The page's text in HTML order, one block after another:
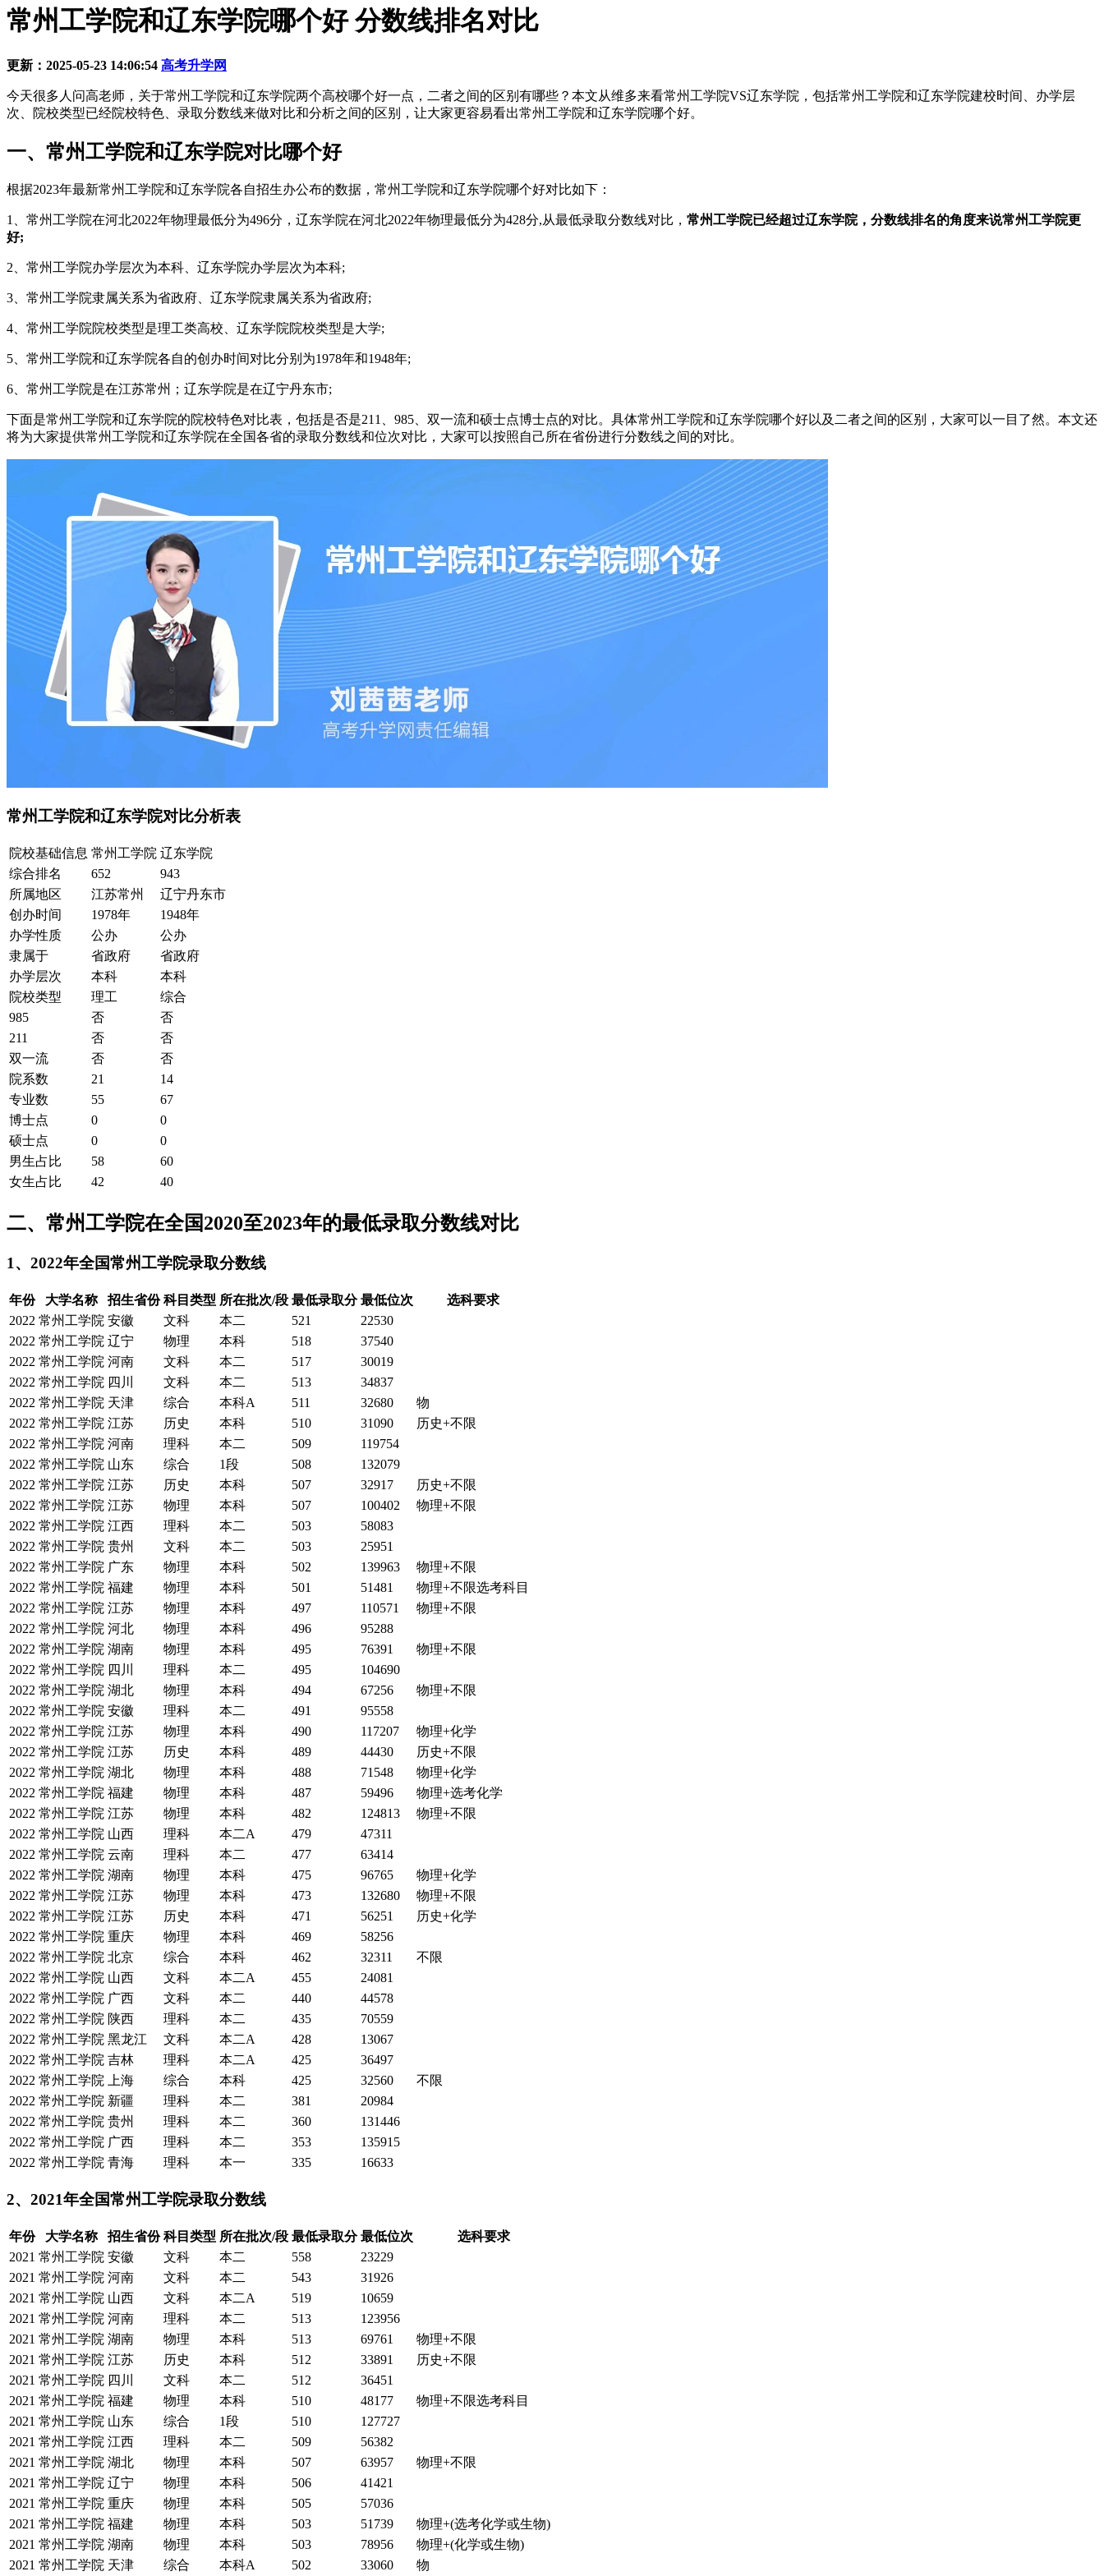
常州工学院和辽东学院哪个好 分数线排名对比
更新：2025-05-23 14:06:54 高考升学网
今天很多人问高老师，关于常州工学院和辽东学院两个高校哪个好一点，二者之间的区别有哪些？本文从维多来看常州工学院VS辽东学院，包括常州工学院和辽东学院建校时间、办学层
次、院校类型已经院校特色、录取分数线来做对比和分析之间的区别，让大家更容易看出常州工学院和辽东学院哪个好。
一、常州工学院和辽东学院对比哪个好
根据2023年最新常州工学院和辽东学院各自招生办公布的数据，常州工学院和辽东学院哪个好对比如下：
1、常州工学院在河北2022年物理最低分为496分，辽东学院在河北2022年物理最低分为428分,从最低录取分数线对比， 常州工学院已经超过辽东学院，分数线排名的角度来说常州工学院更
好;
2、常州工学院办学层次为本科、辽东学院办学层次为本科;
3、常州工学院隶属关系为省政府、辽东学院隶属关系为省政府;
4、常州工学院院校类型是理工类高校、辽东学院院校类型是大学;
5、常州工学院和辽东学院各自的创办时间对比分别为1978年和1948年;
6、常州工学院是在江苏常州；辽东学院是在辽宁丹东市;
下面是常州工学院和辽东学院的院校特色对比表，包括是否是211、985、双一流和硕士点博士点的对比。具体常州工学院和辽东学院哪个好以及二者之间的区别，大家可以一目了然。本文还
将为大家提供常州工学院和辽东学院在全国各省的录取分数线和位次对比，大家可以按照自己所在省份进行分数线之间的对比。
常州工学院和辽东学院对比分析表
院校基础信息 常州工学院 辽东学院
综合排名
652
943
所属地区
江苏常州
辽宁丹东市
创办时间
1978年
1948年
办学性质
公办
公办
隶属于
省政府
省政府
办学层次
本科
本科
院校类型
理工
综合
985
否
否
211
否
否
双一流
否
否
院系数
21
14
专业数
55
67
博士点
0
0
硕士点
0
0
男生占比
58
60
女生占比
42 40
二、常州工学院在全国2020至2023年的最低录取分数线对比
1、2022年全国常州工学院录取分数线
年份 大学名称 招生省份 科目类型 所在批次/段 最低录取分 最低位次
选科要求
2022 常州工学院 安徽 文科 本二 521
22530
2022 常州工学院 辽宁 物理 本科 518
37540
2022 常州工学院 河南 文科 本二 517
30019
2022 常州工学院 四川 文科 本二 513
34837
2022 常州工学院 天津 综合 本科A 511 32680
物
2022 常州工学院 江苏 历史 本科 510 31090
历史+不限
2022 常州工学院 河南 理科 本二 509
119754
2022 常州工学院 山东 综合 1段 508
132079
2022 常州工学院 江苏 历史 本科 507 32917
历史+不限
2022 常州工学院 江苏 物理 本科 507 100402
物理+不限
2022 常州工学院 江西 理科 本二 503
58083
2022 常州工学院 贵州 文科 本二 503
25951
2022 常州工学院 广东 物理 本科 502 139963
物理+不限
2022 常州工学院 福建 物理 本科 501 51481
物理+不限选考科目
2022 常州工学院 江苏 物理 本科 497 110571
物理+不限
2022 常州工学院 河北 物理 本科 496
95288
2022 常州工学院 湖南 物理 本科 495 76391
物理+不限
2022 常州工学院 四川 理科 本二 495
104690
2022 常州工学院 湖北 物理 本科 494 67256
物理+不限
2022 常州工学院 安徽 理科 本二 491
95558
2022 常州工学院 江苏 物理 本科 490 117207
物理+化学
2022 常州工学院 江苏 历史 本科 489 44430
历史+不限
2022 常州工学院 湖北 物理 本科 488 71548
物理+化学
2022 常州工学院 福建 物理 本科 487 59496
物理+选考化学
2022 常州工学院 江苏 物理 本科 482 124813
物理+不限
2022 常州工学院 山西 理科 本二A 479
47311
2022 常州工学院 云南 理科 本二 477
63414
2022 常州工学院 湖南 物理 本科 475 96765
物理+化学
2022 常州工学院 江苏 物理 本科 473 132680
物理+不限
2022 常州工学院 江苏 历史 本科 471 56251
历史+化学
2022 常州工学院 重庆 物理 本科 469
58256
2022 常州工学院 北京 综合 本科 462 32311
不限
2022 常州工学院 山西 文科 本二A 455
24081
2022 常州工学院 广西 文科 本二 440
44578
2022 常州工学院 陕西 理科 本二 435
70559
2022 常州工学院 黑龙江 文科 本二A 428
13067
2022 常州工学院 吉林 理科 本二A 425
36497
2022 常州工学院 上海 综合 本科 425 32560
不限
2022 常州工学院 新疆 理科 本二 381
20984
2022 常州工学院 贵州 理科 本二 360
131446
2022 常州工学院 广西 理科 本二 353
135915
2022 常州工学院 青海 理科 本一 335 16633
2、2021年全国常州工学院录取分数线
年份 大学名称 招生省份 科目类型 所在批次/段 最低录取分 最低位次
选科要求
2021 常州工学院 安徽 文科 本二 558
23229
2021 常州工学院 河南 文科 本二 543
31926
2021 常州工学院 山西 文科 本二A 519
10659
2021 常州工学院 河南 理科 本二 513
123956
2021 常州工学院 湖南 物理 本科 513 69761
物理+不限
2021 常州工学院 江苏 历史 本科 512 33891
历史+不限
2021 常州工学院 四川 文科 本二 512
36451
2021 常州工学院 福建 物理 本科 510 48177
物理+不限选考科目
2021 常州工学院 山东 综合 1段 510
127727
2021 常州工学院 江西 理科 本二 509
56382
2021 常州工学院 湖北 物理 本科 507 63957
物理+不限
2021 常州工学院 辽宁 物理 本科 506
41421
2021 常州工学院 重庆 物理 本科 505
57036
2021 常州工学院 福建 物理 本科 503 51739
物理+(选考化学或生物)
2021 常州工学院 湖南 物理 本科 503 78956
物理+(化学或生物)
2021 常州工学院 天津 综合 本科A 502 33060 物